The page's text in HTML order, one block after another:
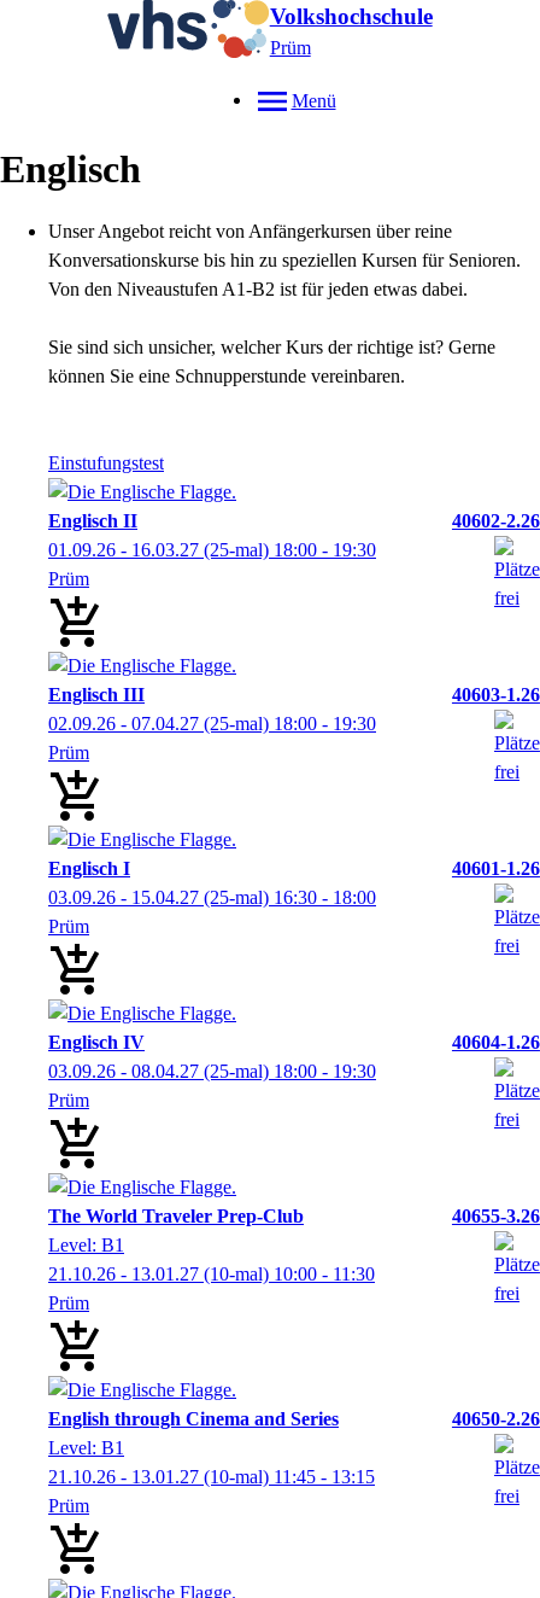
Volkshochschule
Prüm
Menü
Englisch
Unser Angebot reicht von Anfängerkursen über reine
Konversationskurse bis hin zu speziellen Kursen für Senioren.
Von den Niveaustufen A1-B2 ist für jeden etwas dabei.
Sie sind sich unsicher, welcher Kurs der richtige ist? Gerne
können Sie eine Schnupperstunde vereinbaren.
Einstufungstest
Englisch II
40602-2.26
01.09.26 - 16.03.27 (25-mal) 18:00 - 19:30
Prüm
Englisch III
40603-1.26
02.09.26 - 07.04.27 (25-mal) 18:00 - 19:30
Prüm
Englisch I
40601-1.26
03.09.26 - 15.04.27 (25-mal) 16:30 - 18:00
Prüm
Englisch IV
40604-1.26
03.09.26 - 08.04.27 (25-mal) 18:00 - 19:30
Prüm
The World Traveler Prep-Club
40655-3.26
Level: B1
21.10.26 - 13.01.27 (10-mal) 10:00 - 11:30
Prüm
English through Cinema and Series
40650-2.26
Level: B1
21.10.26 - 13.01.27 (10-mal) 11:45 - 13:15
Prüm